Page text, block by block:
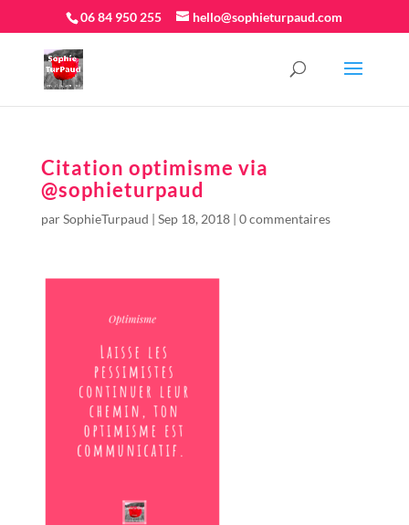
06 84 950 255 hello@sophieturpaud.com
Citation optimisme via
@sophieturpaud
parSophieTurpaud | Sep 18, 2018| 0 commentaires